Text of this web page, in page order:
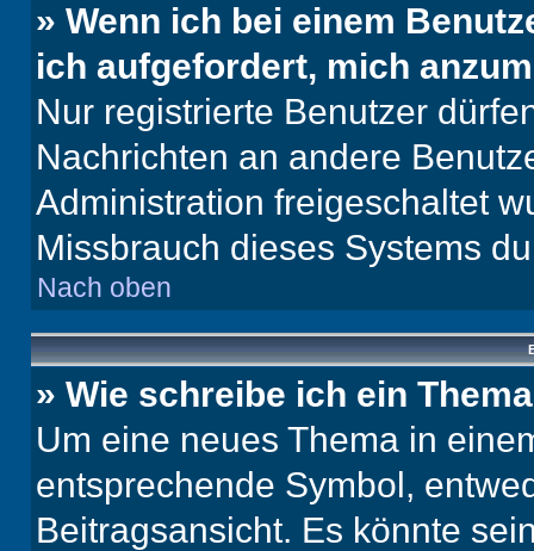
» Wenn ich bei einem
ich aufgefordert, mich
Nur registrierte Benutzer
Nachrichten an andere
Administration freigeschaltet
Missbrauch dieses Systems
Nach oben
» Wie schreibe ich ein
Um eine neues Thema in
entsprechende Symbol,
Beitragsansicht. Es könnte